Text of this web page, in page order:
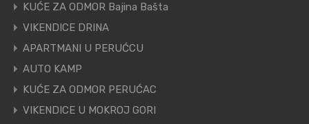
KUĆE ZA ODMOR Bajina Bašta
VIKENDICE DRINA
APARTMANI U PERUĆCU
AUTO KAMP
KUĆE ZA ODMOR PERUĆAC
VIKENDICE U MOKROJ GORI